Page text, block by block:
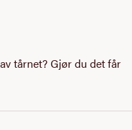
tårnet? Gjør du det får